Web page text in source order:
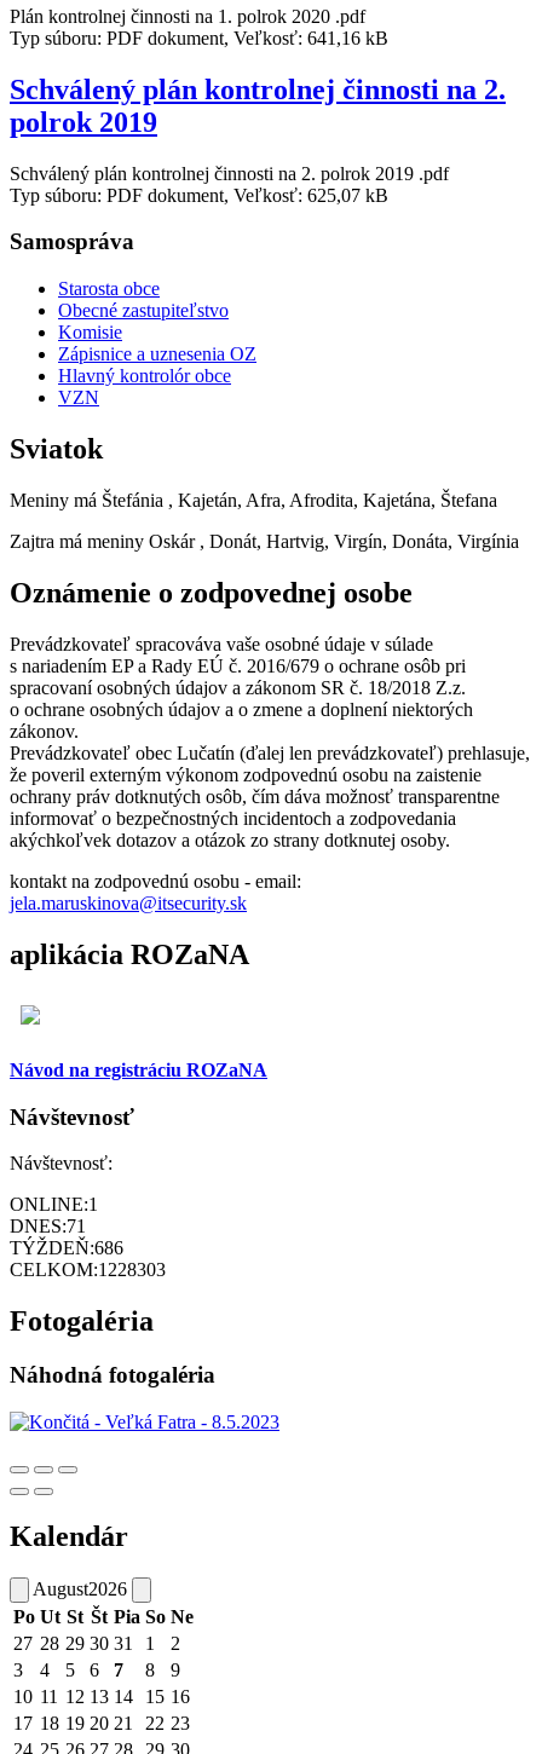
Plán kontrolnej činnosti na 1. polrok 2020 .pdf
Typ súboru: PDF dokument, Veľkosť: 641,16 kB
Schválený plán kontrolnej činnosti na 2.
polrok 2019
Schválený plán kontrolnej činnosti na 2. polrok 2019 .pdf
Typ súboru: PDF dokument, Veľkosť: 625,07 kB
Samospráva
Starosta obce
Obecné zastupiteľstvo
Komisie
Zápisnice a uznesenia OZ
Hlavný kontrolór obce
VZN
Sviatok
Meniny má Štefánia , Kajetán, Afra, Afrodita, Kajetána, Štefana
Zajtra má meniny Oskár , Donát, Hartvig, Virgín, Donáta, Virgínia
Oznámenie o zodpovednej osobe
Prevádzkovateľ spracováva vaše osobné údaje v súlade
s nariadením EP a Rady EÚ č. 2016/679 o ochrane osôb pri
spracovaní osobných údajov a zákonom SR č. 18/2018 Z.z.
o ochrane osobných údajov a o zmene a doplnení niektorých
zákonov.
Prevádzkovateľ obec Lučatín (ďalej len prevádzkovateľ) prehlasuje,
že poveril externým výkonom zodpovednú osobu na zaistenie
ochrany práv dotknutých osôb, čím dáva možnosť transparentne
informovať o bezpečnostných incidentoch a zodpovedania
akýchkoľvek dotazov a otázok zo strany dotknutej osoby.
kontakt na zodpovednú osobu - email:
jela.maruskinova@itsecurity.sk
aplikácia ROZaNA
Návod na registráciu ROZaNA
Návštevnosť
Návštevnosť:
ONLINE:1
DNES:71
TÝŽDEŇ:686
CELKOM:1228303
Fotogaléria
Náhodná fotogaléria
Kalendár
August2026
Po Ut St Št Pia So Ne
27 28 29 30 31 1
2
3
4 5 6 7 8
9
10 11 12 13 14 15 16
17 18 19 20 21 22 23
24 25 26 27 28 29 30